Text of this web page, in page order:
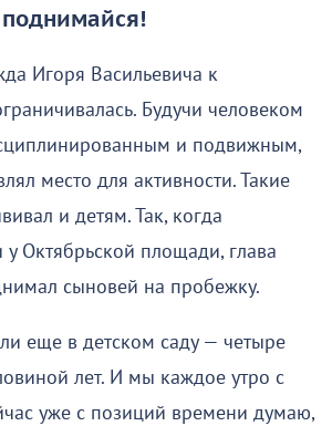
Игоря Васильевича к
Будучи человеком
и подвижным,
место для активности. Такие
и детям. Так, когда
Октябрьской площади, глава
сыновей на пробежку.
еще в детском саду — четыре
лет. И мы каждое утро с
уже с позиций времени думаю,